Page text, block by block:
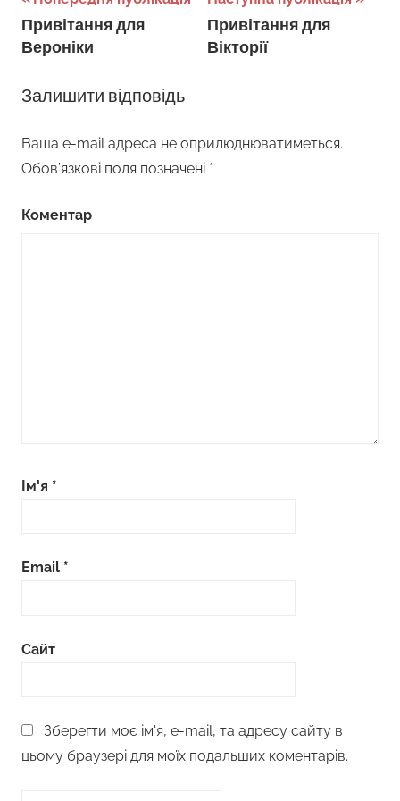
записів
Привітання для
Вероніки
Привітання для
Вікторії
Залишити відповідь
Ваша e-mail адреса не оприлюднюватиметься.
Обов’язкові поля позначені *
Коментар
Ім'я *
Email *
Сайт
Зберегти моє ім'я, e-mail, та адресу сайту в
цьому браузері для моїх подальших коментарів.